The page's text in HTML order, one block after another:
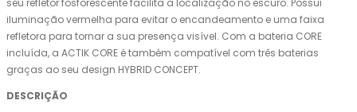
seu refletor fosforescente facilita a localização no escuro. Possui
iluminação vermelha para evitar o encandeamento e uma faixa
refletora para tornar a sua presença visível. Com a bateria CORE
incluída, a ACTIK CORE é também compatível com três baterias
graças ao seu design HYBRID CONCEPT.
DESCRIÇÃO